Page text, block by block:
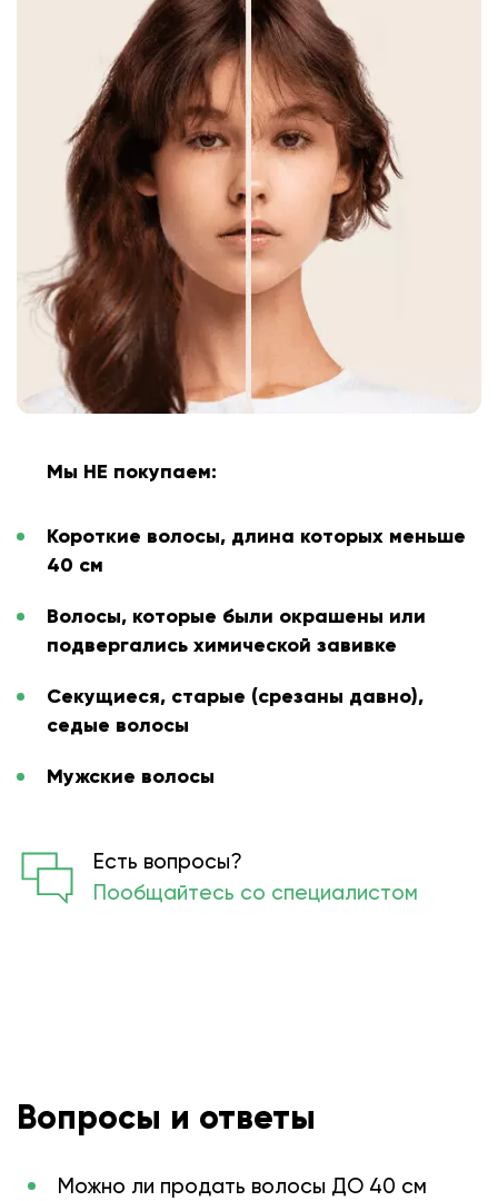
Мы НЕ покупаем:
Короткие волосы, длина которых меньше
40 см
Волосы, которые были окрашены или
подвергались химической завивке
Секущиеся, старые (срезаны давно),
седые волосы
Мужские волосы
Есть вопросы?
Пообщайтесь со специалистом
Вопросы и ответы
Можно ли продать волосы ДО 40 см